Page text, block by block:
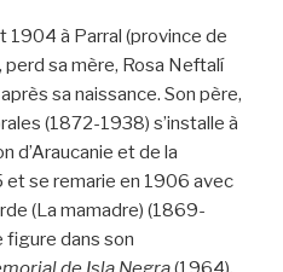
1904 à Parral (province de
perd sa mère, Rosa Neftalí
sa naissance. Son père,
(1872-1938) s’installe à
d’Araucanie et de la
et se remarie en 1906 avec
(La mamadre) (1869-
figure dans son